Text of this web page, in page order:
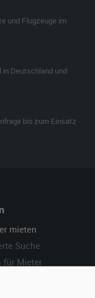
und Flugzeuge im
Deutschland und
bis zum Einsatz
mieten
Suche
für Mieter